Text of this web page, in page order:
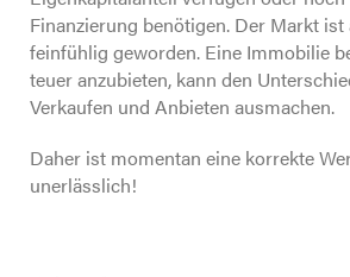
Finanzierung benötigen. Der Markt
feinfühlig geworden. Eine Immobilie
teuer anzubieten, kann den
Verkaufen und Anbieten ausmachen.
Daher ist momentan eine korrekte
unerlässlich!